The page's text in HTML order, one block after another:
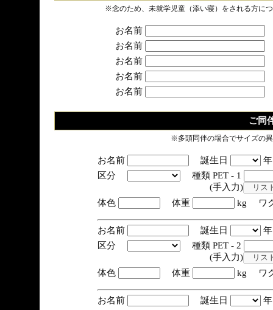
※念のため、未就学児童（添い寝）をされる方に
お名前
お名前
お名前
お名前
お名前
ご同
※多頭同伴の場合でサイズの
お名前 誕生日
区分
種類 PET - 1
(手入力)
体色
体重 kg ワ
お名前 誕生日
区分
種類 PET - 2
(手入力)
体色
体重 kg ワ
お名前 誕生日